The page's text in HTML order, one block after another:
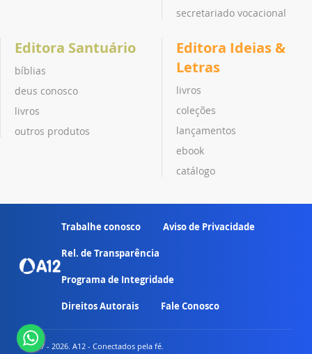
secretariado vocacional
Editora Santuário
bíblias
deus conosco
livros
outros produtos
Editora Ideias &
Letras
livros
coleções
lançamentos
ebook
catálogo
Trabalhe conosco Aviso de Privacidade
Rel. de Transparência
Programa de Integridade
Direitos Autorais Fale Conosco
© 2007 - 2026. A12 - Conectados pela fé.